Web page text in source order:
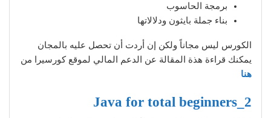
برمجة الحاسوب
بناء جملة بايثون ودلالاتها
الكورس ليس مجاناً ولكن إن أردت أن تحصل عليه بالمجان
يمكنك قراءة هذة المقالة عن الدعم المالي لموقع كورسيرا من
هنا
2_Java for total beginners